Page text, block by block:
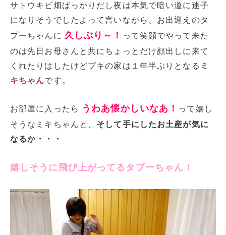
サトウキビ畑ばっかりだし夜は本気で暗い道に迷子
になりそうでしたよって言いながら、お出迎えのタ
プーちゃんに 久しぶり～！
って笑顔でやって来た
のは先日お母さんと共にちょっとだけ顔出しに来て
くれたりはしたけどプキの家は１年半ぶりとなる ミ
キちゃんです。
お部屋に入ったら うわあ懐かしいなあ！ って嬉し
そうなミキちゃんと、 そして手にしたお土産が気に
なるか・・・
嬉しそうに飛び上がってるタプーちゃん！